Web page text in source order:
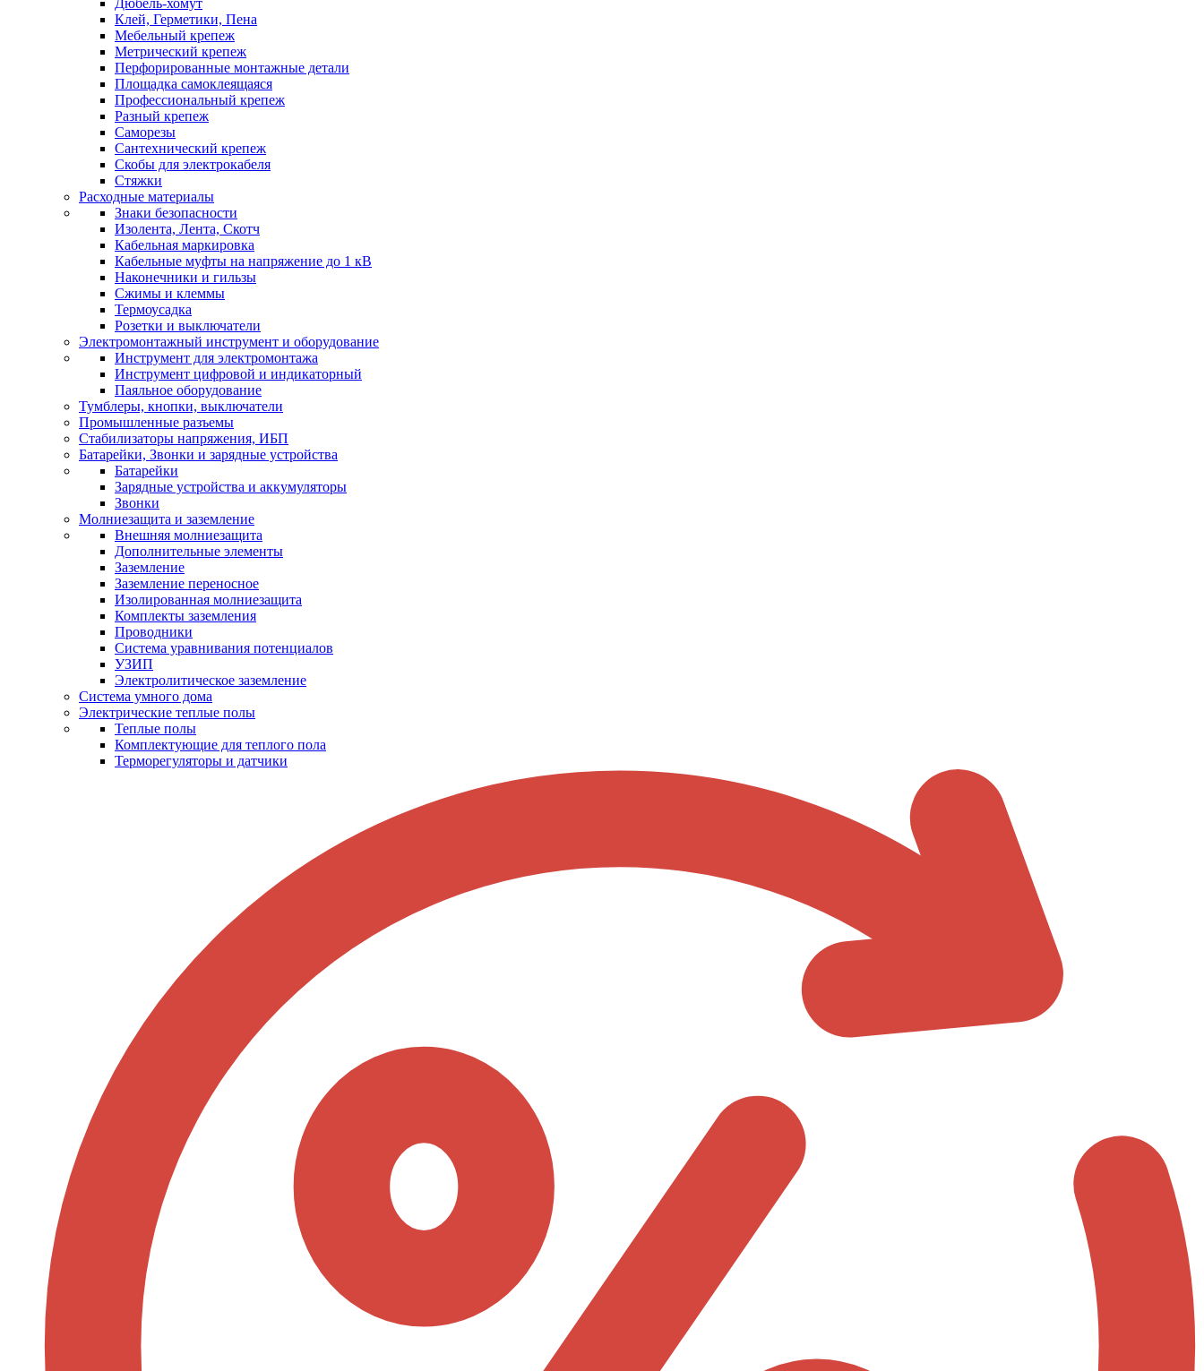
Дюбель-хомут
Клей, Герметики, Пена
Мебельный крепеж
Метрический крепеж
Перфорированные монтажные детали
Площадка самоклеящаяся
Профессиональный крепеж
Разный крепеж
Саморезы
Сантехнический крепеж
Скобы для электрокабеля
Стяжки
Расходные материалы
Знаки безопасности
Изолента, Лента, Скотч
Кабельная маркировка
Кабельные муфты на напряжение до 1 кВ
Наконечники и гильзы
Сжимы и клеммы
Термоусадка
Розетки и выключатели
Электромонтажный инструмент и оборудование
Инструмент для электромонтажа
Инструмент цифровой и индикаторный
Паяльное оборудование
Тумблеры, кнопки, выключатели
Промышленные разъемы
Стабилизаторы напряжения, ИБП
Батарейки, Звонки и зарядные устройства
Батарейки
Зарядные устройства и аккумуляторы
Звонки
Молниезащита и заземление
Внешняя молниезащита
Дополнительные элементы
Заземление
Заземление переносное
Изолированная молниезащита
Комплекты заземления
Проводники
Система уравнивания потенциалов
УЗИП
Электролитическое заземление
Система умного дома
Электрические теплые полы
Теплые полы
Комплектующие для теплого пола
Терморегуляторы и датчики